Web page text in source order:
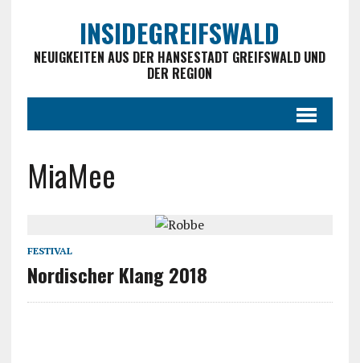
INSIDEGREIFSWALD
NEUIGKEITEN AUS DER HANSESTADT GREIFSWALD UND
DER REGION
MiaMee
FESTIVAL
Nordischer Klang 2018